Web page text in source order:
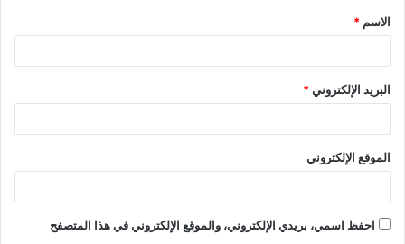
الاسم *
البريد الإلكتروني*
الموقع الإلكتروني
احفظ اسمي، بريدي الإلكتروني، والموقع الإلكتروني في هذا المتصفح